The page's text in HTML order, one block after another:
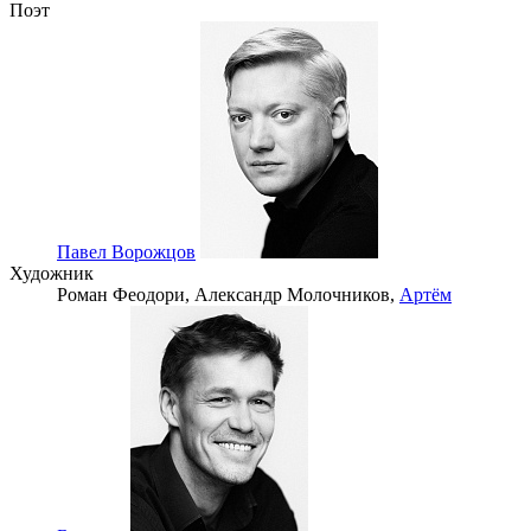
Поэт
Павел Ворожцов
Художник
Роман Феодори, Александр Молочников, Артём